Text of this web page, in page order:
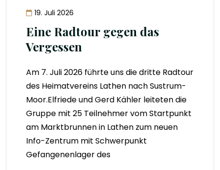
19. Juli 2026
Eine Radtour gegen das
Vergessen
Am 7. Juli 2026 führte uns die dritte Radtour
des Heimatvereins Lathen nach Sustrum-
Moor.Elfriede und Gerd Kähler leiteten die
Gruppe mit 25 Teilnehmer vom Startpunkt
am Marktbrunnen in Lathen zum neuen
Info-Zentrum mit Schwerpunkt
Gefangenenlager des